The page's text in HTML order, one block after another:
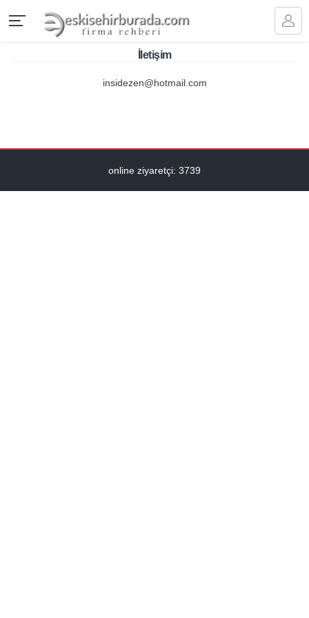
İletişim
insidezen@hotmail.com
online ziyaretçi: 3739